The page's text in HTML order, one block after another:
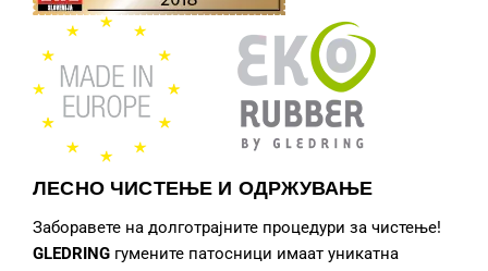
ЛЕСНО ЧИСТЕЊЕ И ОДРЖУВАЊЕ
Заборавете на долготрајните процедури за чистење!
GLEDRING гумените патосници имаат уникатна